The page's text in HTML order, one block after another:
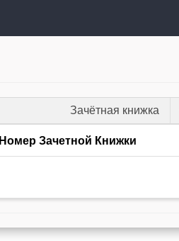
Зачётная книжка
Номер Зачетной Книжки